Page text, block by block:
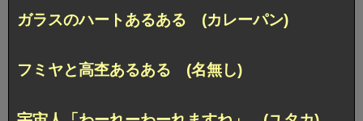
ガラスのハートあるある (カレーパン)
フミヤと高杢あるある (名無し)